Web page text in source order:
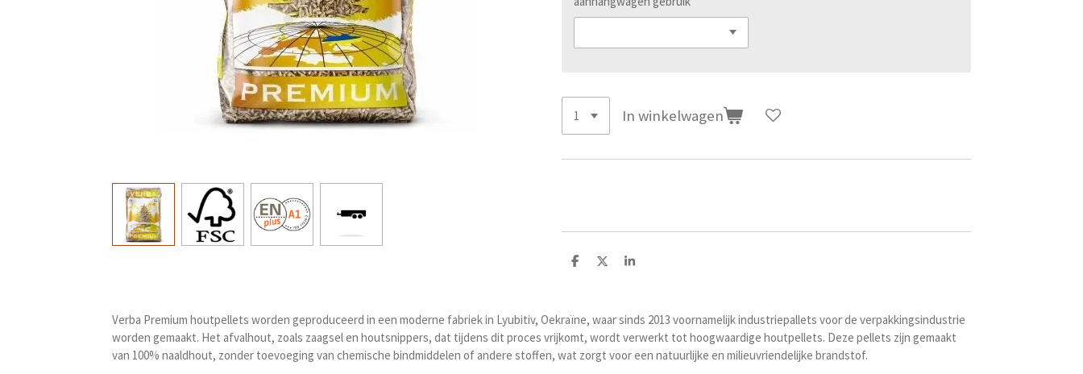
In winkelwagen
D
D
S
Verba Premium houtpellets worden geproduceerd in een moderne fabriek in Lyubitiv, Oekraïne, waar sinds 2013 voornamelijk industriepallets voor de verpakkingsindustrie
worden gemaakt. Het afvalhout, zoals zaagsel en houtsnippers, dat tijdens dit proces vrijkomt, wordt verwerkt tot hoogwaardige houtpellets. Deze pellets zijn gemaakt
van 100% naaldhout, zonder toevoeging van chemische bindmiddelen of andere stoffen, wat zorgt voor een natuurlijke en milieuvriendelijke brandstof.